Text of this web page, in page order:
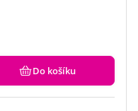
Do košíku